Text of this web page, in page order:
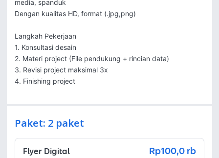
media, spanduk
Dengan kualitas HD, format (.jpg,png)
Langkah Pekerjaan
1. Konsultasi desain
2. Materi project (File pendukung + rincian data)
3. Revisi project maksimal 3x
4. Finishing project
Paket: 2 paket
Flyer Digital Rp100,0 rb